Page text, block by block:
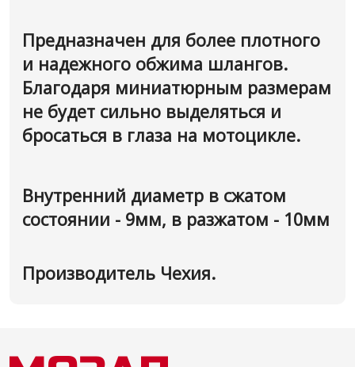
Предназначен для более плотного
и надежного обжима шлангов.
Благодаря миниатюрным размерам
не будет сильно выделяться и
бросаться в глаза на мотоцикле.
Внутренний диаметр в сжатом
состоянии - 9мм, в разжатом - 10мм
Производитель Чехия.